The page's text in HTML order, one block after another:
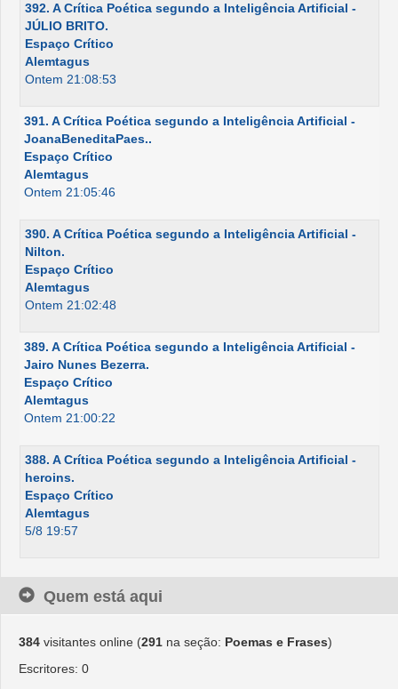
392. A Crítica Poética segundo a Inteligência Artificial -
JÚLIO BRITO.
Espaço Crítico
Alemtagus
Ontem 21:08:53
391. A Crítica Poética segundo a Inteligência Artificial -
JoanaBeneditaPaes..
Espaço Crítico
Alemtagus
Ontem 21:05:46
390. A Crítica Poética segundo a Inteligência Artificial -
Nilton.
Espaço Crítico
Alemtagus
Ontem 21:02:48
389. A Crítica Poética segundo a Inteligência Artificial -
Jairo Nunes Bezerra.
Espaço Crítico
Alemtagus
Ontem 21:00:22
388. A Crítica Poética segundo a Inteligência Artificial -
heroins.
Espaço Crítico
Alemtagus
5/8 19:57
Quem está aqui
384 visitantes online (291 na seção: Poemas e Frases)
Escritores: 0